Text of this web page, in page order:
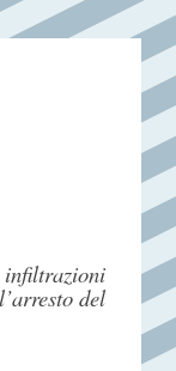
infiltrazioni
del